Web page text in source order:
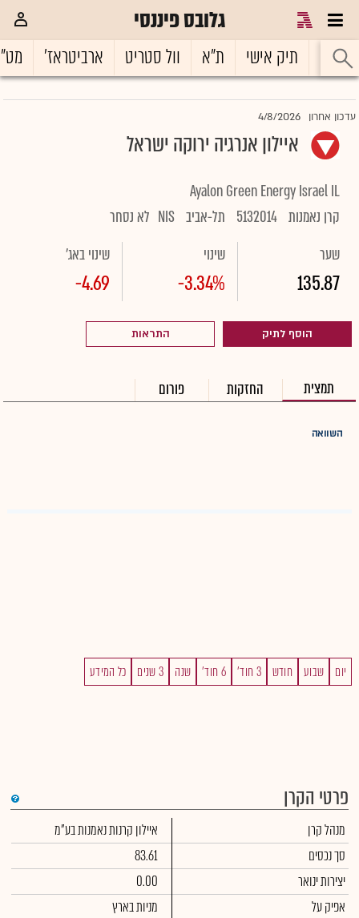
גלובס פיננסי
ראשי תיק אישי ת"א וול סטריט ארביטראז'
עדכון אחרון 4/8/2026
איילון אנרגיה ירוקה ישראל
Ayalon Green Energy Israel IL
קרן נאמנות 5132014 תל-אביב NIS לא נסחר
שער
135.87
שינוי
-3.34%
שינוי באג'
-4.69
הוסף לתיק התראות
תמצית החזקות פורום
השוואה
יום שבוע חודש 3 חוד' 6 חוד' שנה 3 שנים כל המידע
פרטי הקרן
מנהל קרן
איילון קרנות נאמנות בע"מ
סך נכסים
83.61
יצירות ינואר
0.00
אפיק על
מניות בארץ